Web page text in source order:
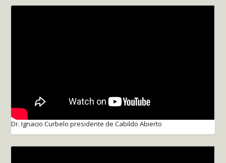
Dr. Ignacio Curbelo presidente de Cabildo Abierto